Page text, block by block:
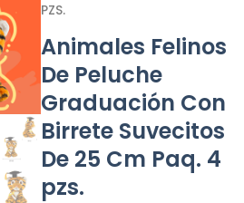
PZS.
Animales Felinos
De Peluche
Graduación Con
Birrete Suvecitos
De 25 Cm Paq. 4
pzs.